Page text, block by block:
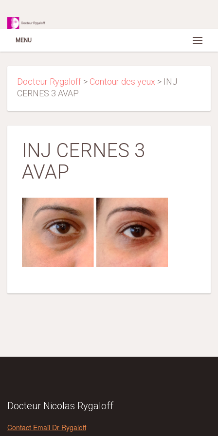
MENU
Docteur Rygaloff > Contour des yeux > INJ
CERNES 3 AVAP
INJ CERNES 3
AVAP
Docteur Nicolas Rygaloff
Contact Email Dr Rygaloff